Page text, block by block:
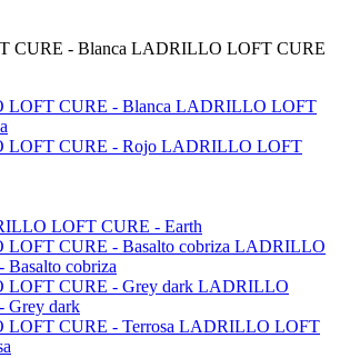
LADRILLO LOFT CURE
LADRILLO LOFT
LADRILLO LOFT
LOFT CURE - Earth
LADRILLO
cobriza
LADRILLO
Grey dark
LADRILLO LOFT